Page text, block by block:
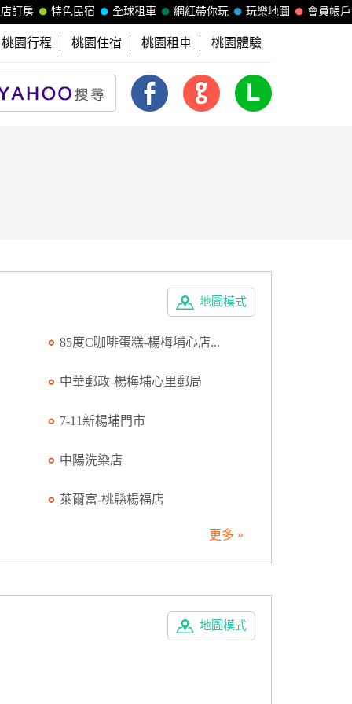
會員帳戶
玩樂地圖
網紅帶你玩
全球租車
特色民宿
訂房
桃園行程 桃園住宿 桃園租車 桃園體驗
地圖模式
85度C咖啡蛋糕-楊梅埔心店...
中華郵政-楊梅埔心里郵局
7-11新楊埔門市
中陽洗染店
萊爾富-桃縣楊福店
更多 »
地圖模式